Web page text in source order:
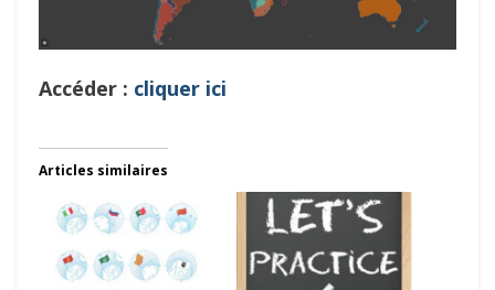
Accéder : cliquer ici
Articles similaires